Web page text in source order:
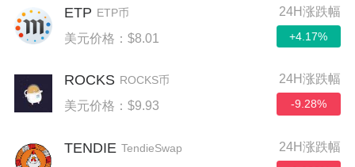
ETP ETP币
美元价格：$8.01
24H涨跌幅
+4.17%
ROCKS ROCKS币
美元价格：$9.93
24H涨跌幅
-9.28%
TENDIE TendieSwap 24H涨跌幅